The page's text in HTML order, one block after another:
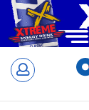
Skip